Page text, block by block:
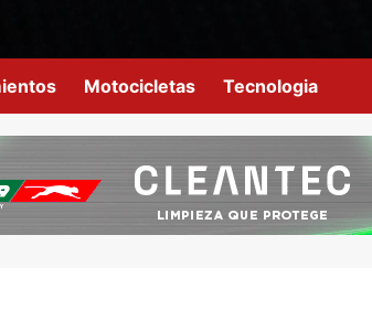
Motocicletas Tecnologia